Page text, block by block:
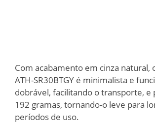
Com acabamento em cinza natural,
ATH-SR30BTGY é minimalista e
dobrável, facilitando o transporte, e
192 gramas, tornando-o leve para
períodos de uso.